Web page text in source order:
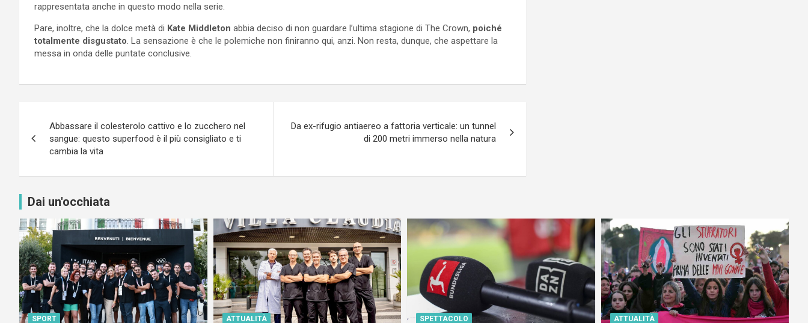
rappresentata anche in questo modo nella serie.
Pare, inoltre, che la dolce metà di Kate Middleton abbia deciso di non guardare l’ultima stagione di The Crown, poiché
totalmente disgustato . La sensazione è che le polemiche non finiranno qui, anzi. Non resta, dunque, che aspettare la
messa in onda delle puntate conclusive.
articoli
Abbassare il colesterolo cattivo e lo zucchero nel
sangue: questo superfood è il più consigliato e ti
cambia la vita
Da ex-rifugio antiaereo a fattoria verticale: un tunnel
di 200 metri immerso nella natura
Dai un'occhiata
SPORT ATTUALITÀ SPETTACOLO ATTUALITÀ